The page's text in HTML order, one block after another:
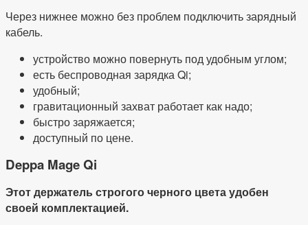
Через нижнее можно без проблем подключить зарядный
кабель.
устройство можно повернуть под удобным углом;
есть беспроводная зарядка Qi;
удобный;
гравитационный захват работает как надо;
быстро заряжается;
доступный по цене.
Deppa Mage Qi
Этот держатель строгого черного цвета удобен
своей комплектацией.